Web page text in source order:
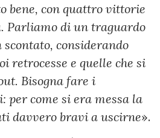
bene, con quattro vittorie
Parliamo di un traguardo
considerando
retrocesse e quelle che si
Bisogna fare i
come si era messa la
davvero bravi a uscirne».